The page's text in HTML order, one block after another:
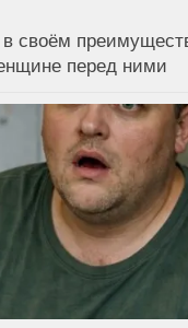
своём
перед ними